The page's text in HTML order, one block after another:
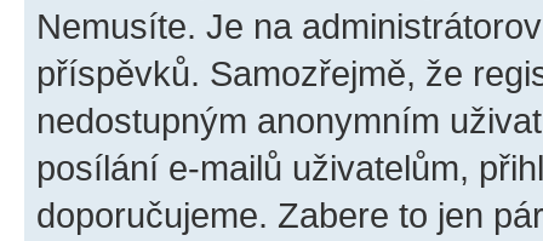
Nemusíte. Je na
příspěvků. Samozřejmě, že
nedostupným anonymním
posílání e-mailů uživatelům,
doporučujeme. Zabere to jen